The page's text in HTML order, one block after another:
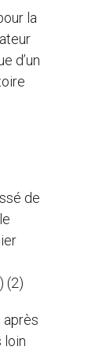
la
d’un
de
(2)
après
loin